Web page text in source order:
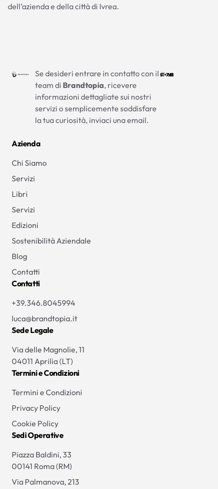
dell’azienda e della città di Ivrea.
Se desideri entrare in contatto con il
team di Brandtopia, ricevere
informazioni dettagliate sui nostri
servizi o semplicemente soddisfare
la tua curiosità, inviaci una email.
Azienda
Chi Siamo
Servizi
Libri
Servizi
Edizioni
Sostenibilità Aziendale
Blog
Contatti
Contatti
+39.346.8045994
luca@brandtopia.it
Sede Legale
Via delle Magnolie, 11
04011 Aprilia (LT)
Termini e Condizioni
Termini e Condizioni
Privacy Policy
Cookie Policy
Sedi Operative
Piazza Baldini, 33
00141 Roma (RM)
Via Palmanova, 213